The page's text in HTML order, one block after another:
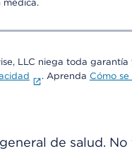
médica.
LLC niega toda
. Aprenda Cómo
de salud.